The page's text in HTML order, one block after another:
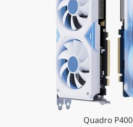
Quadro